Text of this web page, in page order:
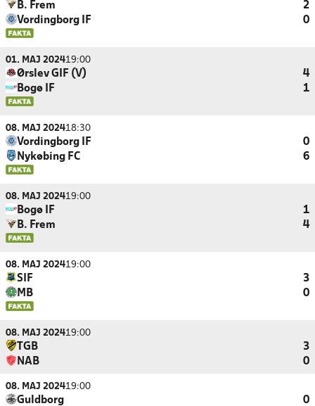
B. Frem
2
Vordingborg IF
0
01. MAJ 202419:00
Ørslev GIF (V)
4
Bogø IF
1
08. MAJ 202418:30
Vordingborg IF
0
Nykøbing FC
6
08. MAJ 202419:00
Bogø IF
1
B. Frem
4
08. MAJ 202419:00
SIF
3
MB
0
08. MAJ 202419:00
TGB
3
NAB
0
08. MAJ 202419:00
Guldborg
0